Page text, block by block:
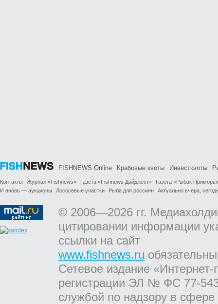
FISHNEWS Online Крабовые квоты Инвестквоты
Контакты Журнал «Fishnews» Газета «Fishnews Дайджест»
Газета «Рыбак
И вновь — аукционы
Лососевые участки Рыба для россиян Актуально вчера,
© 2006—2026 гг.
цитировании информации
ссылки на сайт
www.fishnews.ru
Сетевое издание
регистрации ЭЛ № ФС 77-
службой по надзору в